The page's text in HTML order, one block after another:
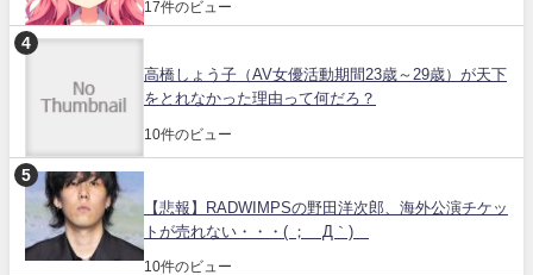
17件のビュー
高橋しょう子（AV女優活動期間23歳～29歳）が天下
をとれなかった理由って何だろ？
10件のビュー
【悲報】RADWIMPSの野田洋次郎、海外公演チケッ
トが売れない・・・( ；´Д｀)
10件のビュー